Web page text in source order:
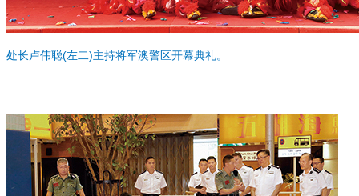
处长卢伟聪(左二)主持将军澳警区开幕典礼。